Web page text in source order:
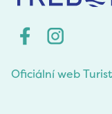
Oficiální web